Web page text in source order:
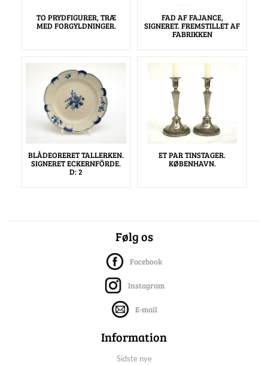
TO PRYDFIGURER, TRÆ
MED FORGYLDNINGER.
FAD AF FAJANCE,
SIGNERET. FREMSTILLET AF
FABRIKKEN
BLÅDEORERET TALLERKEN.
SIGNERET ECKERNFÖRDE.
D: 2
ET PAR TINSTAGER.
KØBENHAVN.
Følg os
Facebook
Instagram
E-mail
Information
Sidste nye